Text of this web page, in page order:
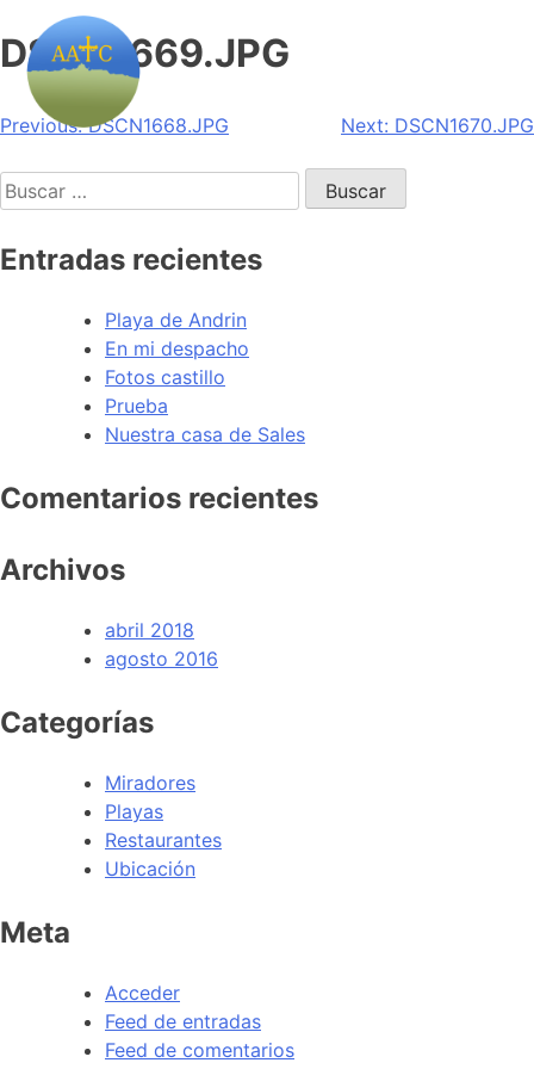
DSCN1669.JPG
Navegación
de
entradas
Previous: DSCN1668.JPG Next: DSCN1670.JPG
Buscar:
Entradas recientes
Playa de Andrin
En mi despacho
Fotos castillo
Prueba
Nuestra casa de Sales
Comentarios recientes
Archivos
abril 2018
agosto 2016
Categorías
Miradores
Playas
Restaurantes
Ubicación
Meta
Acceder
Feed de entradas
Feed de comentarios